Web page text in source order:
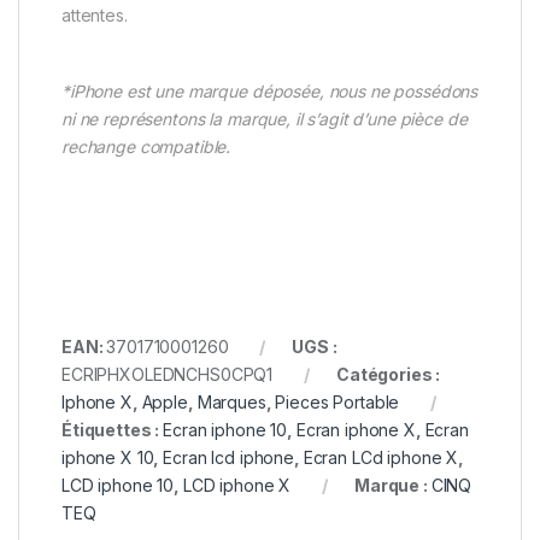
attentes.
*iPhone est une marque déposée, nous ne possédons
ni ne représentons la marque, il s’agit d’une pièce de
rechange compatible.
EAN:3701710001260
UGS :
ECRIPHXOLEDNCHS0CPQ1
Catégories :
Iphone X Apple Marques ,Pieces Portable
Étiquettes :Ecran iphone 10 Ecran iphone X Ecran
iphone X 10 ,Ecran lcd iphone Ecran LCd iphone X
LCD iphone 10 LCD iphone X Marque : CINQ
TEQ